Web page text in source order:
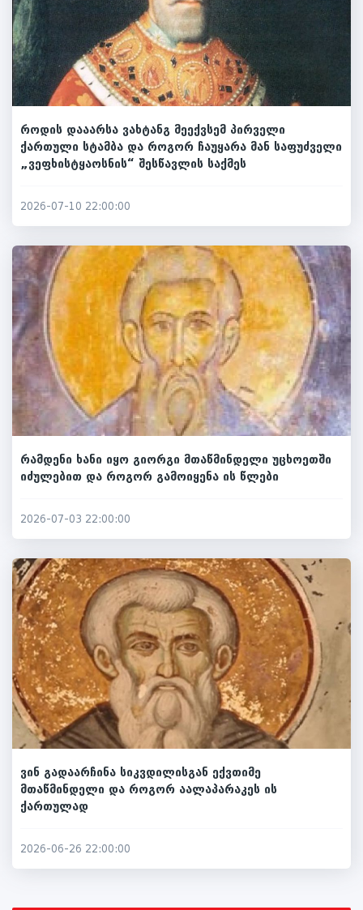
როდის დააარსა ვახტანგ მეექვსემ პირველი
ქართული სტამბა და როგორ ჩაუყარა მან საფუძველი
„ვეფხისტყაოსნის“ შესწავლის საქმეს
2026-07-10 22:00:00
რამდენი ხანი იყო გიორგი მთაწმინდელი უცხოეთში
იძულებით და როგორ გამოიყენა ის წლები
2026-07-03 22:00:00
ვინ გადაარჩინა სიკვდილისგან ექვთიმე
მთაწმინდელი და როგორ აალაპარაკეს ის
ქართულად
2026-06-26 22:00:00